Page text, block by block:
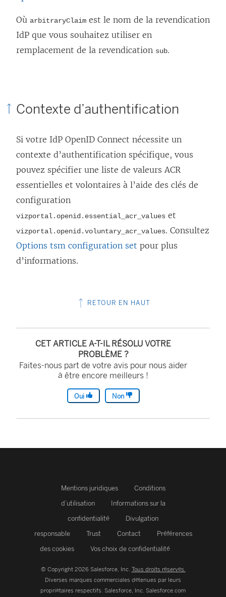
Où arbitraryClaim est le nom de la revendication
IdP que vous souhaitez utiliser en
remplacement de la revendication sub.
Contexte d’authentification
Si votre IdP OpenID Connect nécessite un
contexte d’authentification spécifique, vous
pouvez spécifier une liste de valeurs ACR
essentielles et volontaires à l’aide des clés de
configuration
vizportal.openid.essential_acr_values et
vizportal.openid.voluntary_acr_values. Consultez
Options tsm configuration set pour plus
d’informations.
RETOUR EN HAUT
CET ARTICLE A-T-IL RÉSOLU VOTRE
PROBLÈME ?
Faites-nous part de votre avis pour nous aider
à être encore meilleurs !
Oui Non
Mentions juridiques
Conditions
d’utilisation
Informations sur la
confidentialité
Divulgation
responsable
Trust Contact
Préférences
des cookies
Vos choix de confidentialité
© Copyright 2026 Salesforce, Inc. Tous droits réservés.
Diverses marques commerciales détenues par leurs
propriétaires respectifs. Salesforce, Inc. Salesforce.com